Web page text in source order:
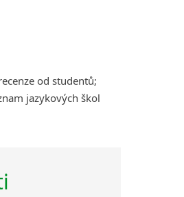
od studentů;
jazykových škol